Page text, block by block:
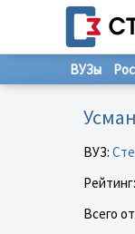
ВУЗы
ВУЗ:
Рейтинг:
Всего